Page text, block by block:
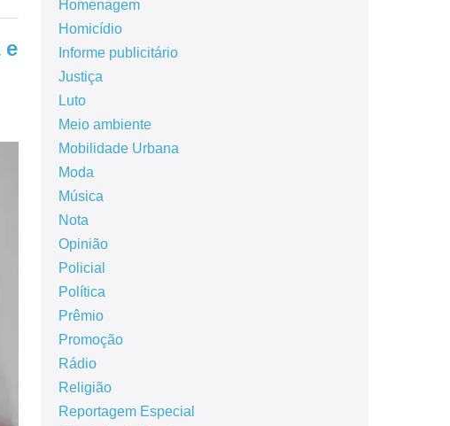
e
Homenagem
Homicídio
Informe publicitário
Justiça
Luto
Meio ambiente
Mobilidade Urbana
Moda
Música
Nota
Opinião
Policial
Política
Prêmio
Promoção
Rádio
Religião
Reportagem Especial